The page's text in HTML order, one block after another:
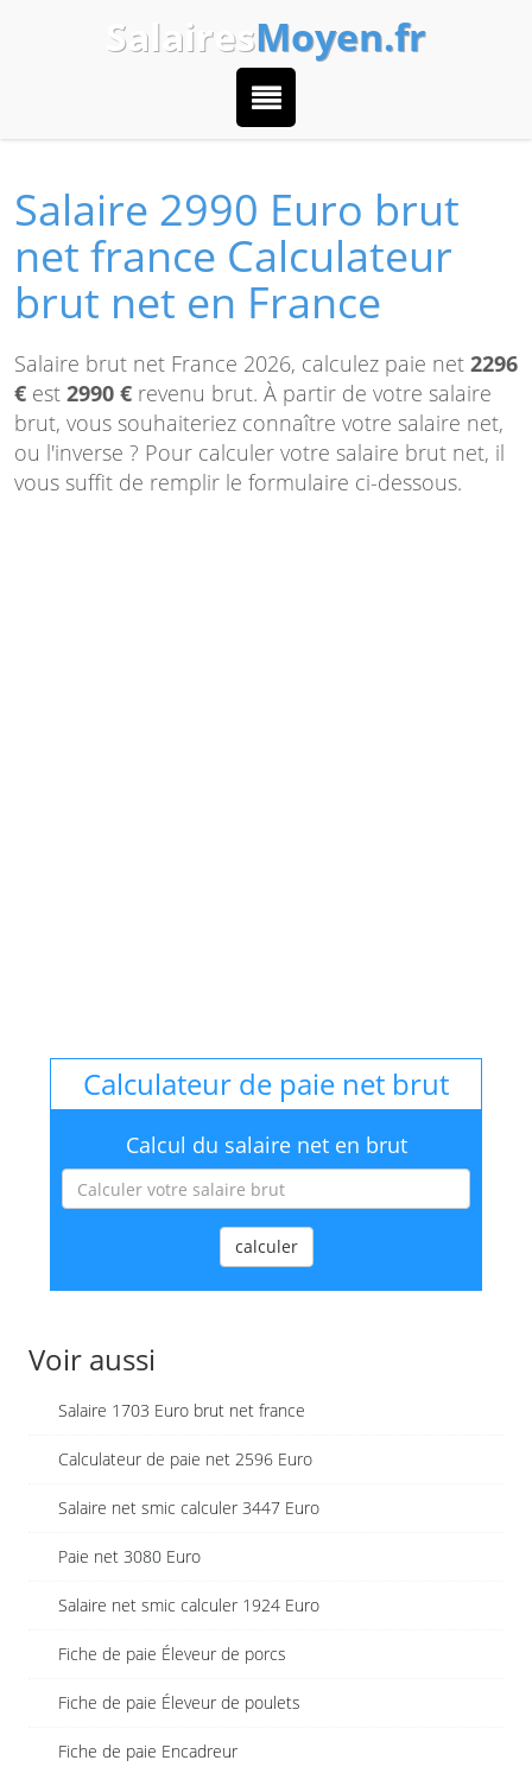
SalairesMoyen.fr
Salaire 2990 Euro brut
net france Calculateur
brut net en France
Salaire brut net France 2026, calculez paie net 2296
€ est 2990 € revenu brut. À partir de votre salaire
brut, vous souhaiteriez connaître votre salaire net,
ou l'inverse ? Pour calculer votre salaire brut net, il
vous suffit de remplir le formulaire ci-dessous.
Calculateur de paie net brut
Calcul du salaire net en brut
calculer
Voir aussi
Salaire 1703 Euro brut net france
Calculateur de paie net 2596 Euro
Salaire net smic calculer 3447 Euro
Paie net 3080 Euro
Salaire net smic calculer 1924 Euro
Fiche de paie Éleveur de porcs
Fiche de paie Éleveur de poulets
Fiche de paie Encadreur